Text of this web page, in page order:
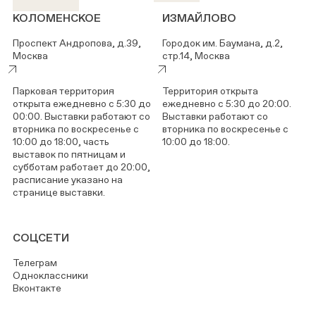
КОЛОМЕНСКОЕ
Проспект Андропова, д.39,
Москва
Парковая территория
открыта ежедневно с 5:30 до
00:00. Выставки работают со
вторника по воскресенье с
10:00 до 18:00, часть
выставок по пятницам и
субботам работает до 20:00,
расписание указано на
странице выставки.
ИЗМАЙЛОВО
Городок им. Баумана, д.2,
стр.14, Москва
Территория открыта
ежедневно с 5:30 до 20:00.
Выставки работают со
вторника по воскресенье с
10:00 до 18:00.
СОЦСЕТИ
Телеграм
Одноклассники
Вконтакте